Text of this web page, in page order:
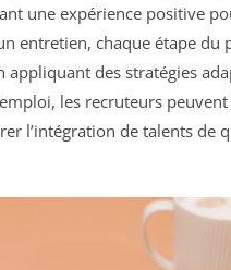
une expérience positive
entretien, chaque étape du
des stratégies
les recruteurs
l’intégration de talents de